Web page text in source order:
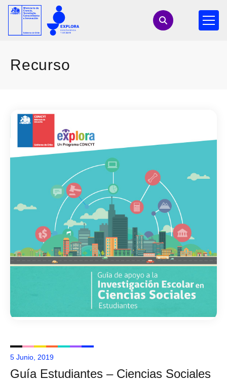
Recurso
5 Junio, 2019
Guía Estudiantes – Ciencias Sociales